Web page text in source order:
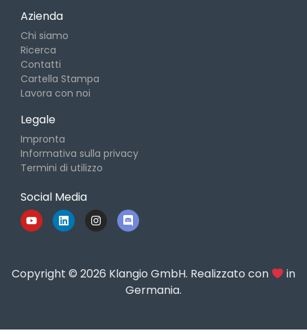
Azienda
Chi siamo
Ricerca
Contatti
Cartella Stampa
Lavora con noi
Legale
Impronta
Informativa sulla privacy
Termini di utilizzo
Social Media
Copyright © 2026 Klangio GmbH. Realizzato con
in
Germania.